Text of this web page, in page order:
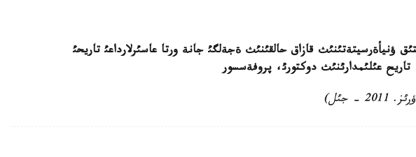
ؤنيأةرسيتةتئنئث قازاق حالقئنئث ةجةلگئ جانة ورتا عاسئرلارداعئ تاريحئ
عئلئمدارئنئث دوكتورئ، پروفةسسور